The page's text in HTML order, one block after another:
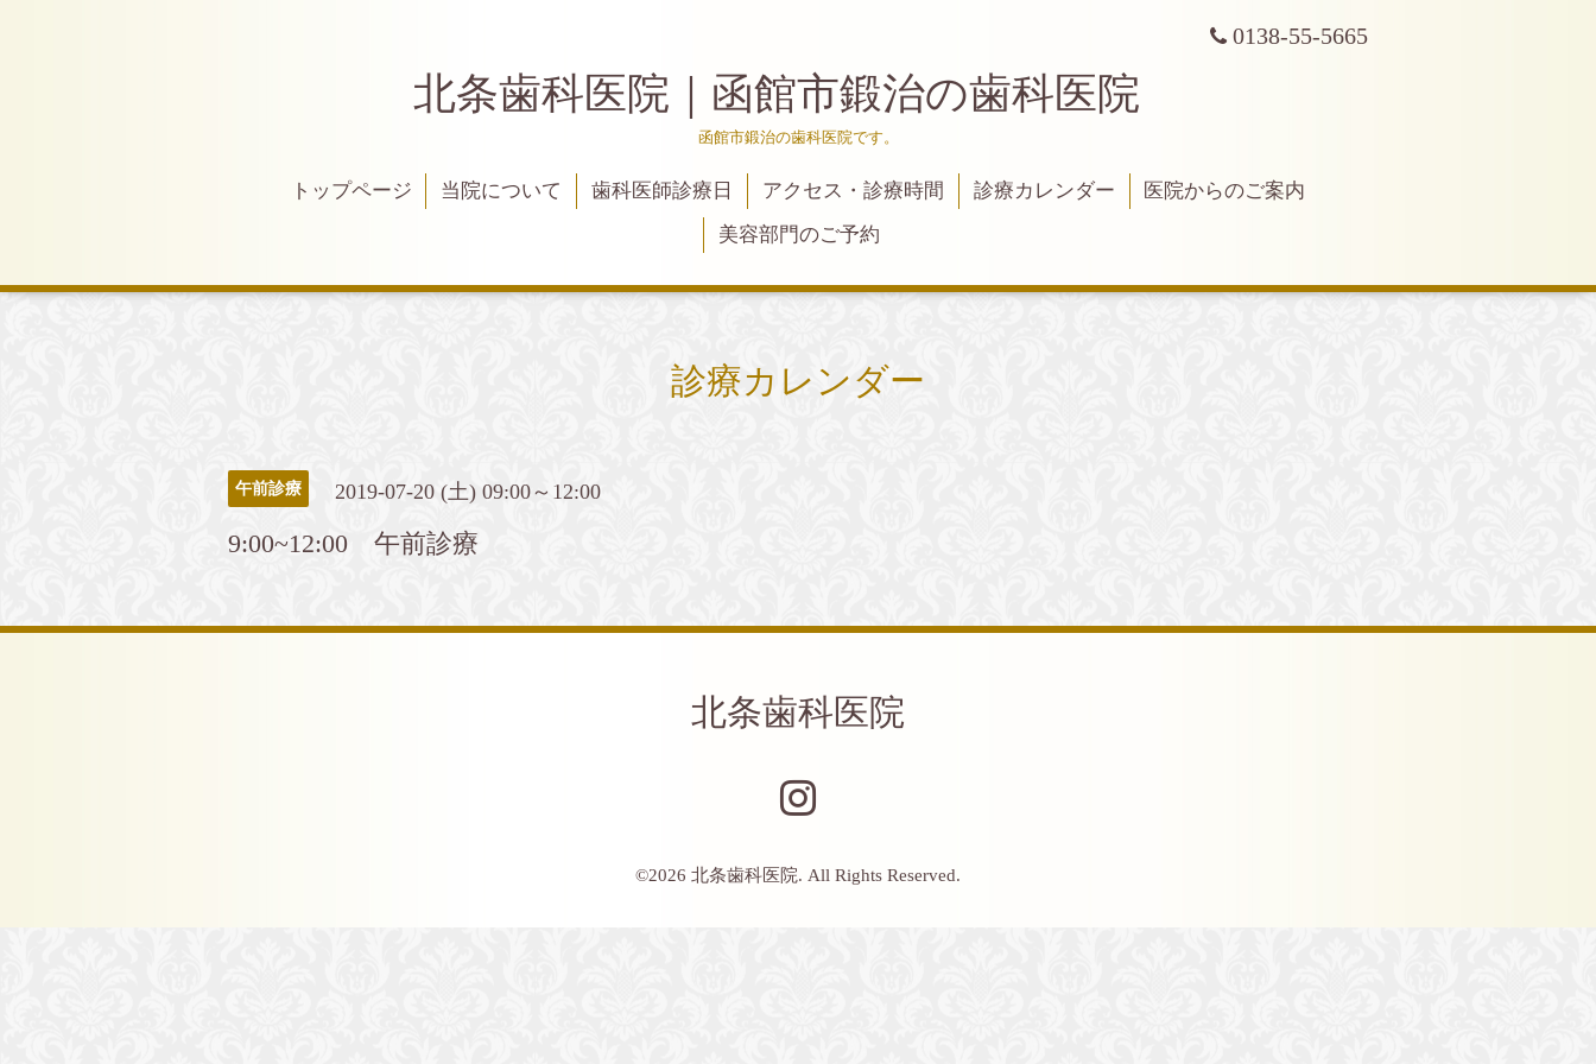
0138-55-5665
北条歯科医院｜函館市鍛治の歯科医院
函館市鍛治の歯科医院です。
トップページ 当院について 歯科医師診療日 アクセス・診療時間 診療カレンダー
医院からのご案内
美容部門のご予約
診療カレンダー
午前診療 2019-07-20 (土) 09:00～12:00
9:00~12:00 午前診療
北条歯科医院
©2026 北条歯科医院. All Rights Reserved.